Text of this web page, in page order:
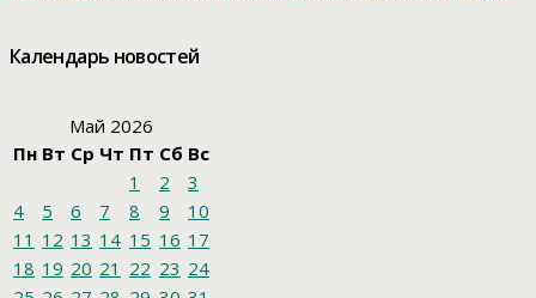
Календарь новостей
Май 2026
Пн Вт Ср Чт Пт Сб Вс
1
2
3
4
5 6 7 8 9
10
11 12 13 14 15 16 17
18 19 20 21 22 23 24